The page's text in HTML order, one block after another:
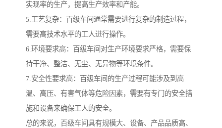
实现率的生产，提高生产效率和产能。
5.工艺复杂：百级车间通常需要进行复杂的制造过程，
需要高技术水平的工人进行操作。
6.环境要求高：百级车间对生产环境要求严格，需要保
持干净、整洁、无尘、无异物等环境条件。
7.安全性要求高：百级车间的生产过程可能涉及到高
温、高压、有害气体等危险因素，需要有专门的安全措
施和设备来确保工人的安全。
总的来说，百级车间具有规模大、设备、产品品质高、